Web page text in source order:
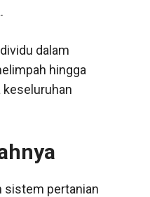
dalam
hingga
keseluruhan
sistem pertanian